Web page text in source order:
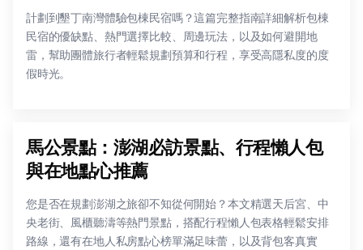
計劃到墾丁南灣體驗包棟民宿嗎？這篇完整指南詳細解析包棟
民宿的優缺點、熱門選擇比較、周邊玩法，以及如何避開地
雷，幫助團體旅行者輕鬆規劃預算和行程，享受高隱私度的度
假時光。
馬公景點：澎湖必訪景點、行程懶人包
與在地點心推薦
您是否在規劃澎湖之旅卻不知從何開始？本文精選天后宮、中
央老街、風櫃聽濤等熱門景點，搭配行程懶人包表格輕鬆安排
路線，還有在地人私房點心榜單滿足味蕾，以及背包客真實